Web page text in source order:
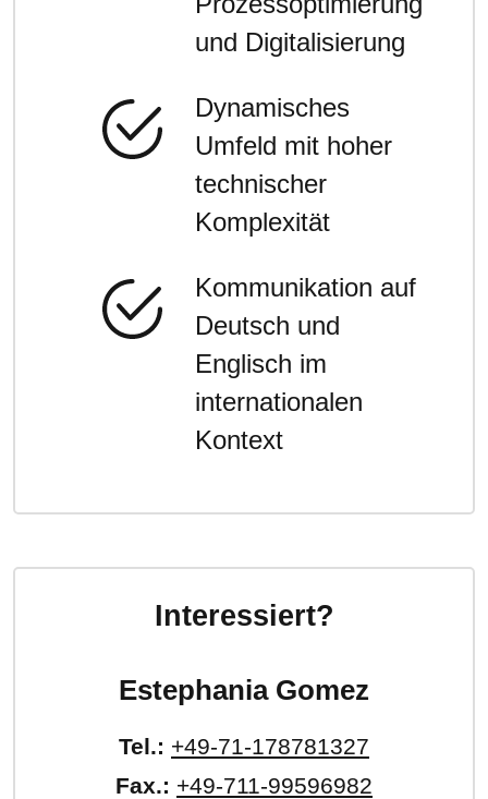
Interessiert?
Estephania Gomez
Tel.: +49-71-178781327
Fax.: +49-711-99596982
und Digitalisierung
Dynamisches
Umfeld mit hoher
technischer
Komplexität
Kommunikation auf
Deutsch und
Englisch im
internationalen
Kontext